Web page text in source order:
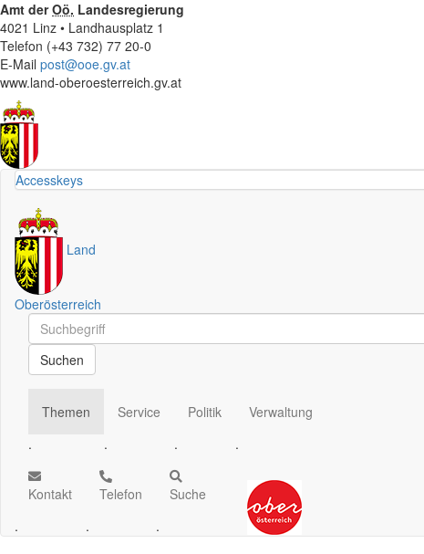
Amt derOö. Landesregierung
4021 Linz • Landhausplatz 1
Telefon (+43 732) 77 20-0
E-Mail post@ooe.gv.at
www.land-oberoesterreich.gv.at
Accesskeys
Land
Oberösterreich
Schnellsuche
Schnellsuche
Suchen
Themen
.
Service
.
Politik
.
Verwaltung
.
Kontakt
.
Telefon
.
Suche
.